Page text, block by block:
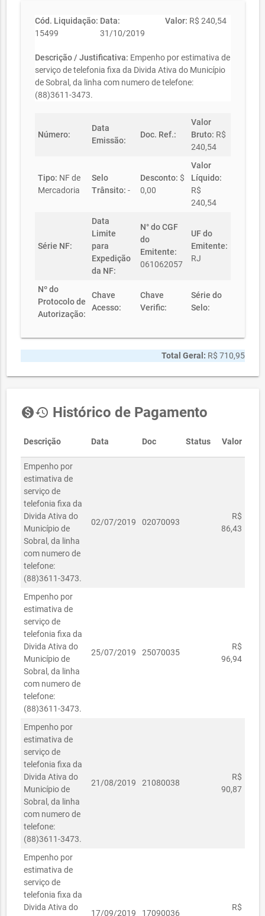
Cód. Liquidação:
15499
Data:
31/10/2019
Valor: R$ 240,54
Descrição / Justificativa: Empenho por estimativa de
serviço de telefonia fixa da Divida Ativa do Município
de Sobral, da linha com numero de telefone:
(88)3611-3473.
Número:
Data
Emissão:
Doc. Ref.:
Valor
Bruto: R$
240,54
Tipo: NF de
Mercadoria
Selo
Trânsito: -
Desconto: $
0,00
Valor
Líquido:
R$
240,54
Série NF:
Data
Limite
para
Expedição
da NF:
N° do CGF
do
Emitente:
061062057
UF do
Emitente:
RJ
Nº do
Protocolo de
Autorização:
Chave
Acesso:
Chave
Verific:
Série do
Selo:
Total Geral: R$ 710,95
monetization_onhistory Histórico de Pagamento
Descrição Data Doc Status Valor
Empenho por
estimativa de
serviço de
telefonia fixa da
Divida Ativa do
Município de
Sobral, da linha
com numero de
telefone:
(88)3611-3473.
02/07/2019 02070093
R$
86,43
Empenho por
estimativa de
serviço de
telefonia fixa da
Divida Ativa do
Município de
Sobral, da linha
com numero de
telefone:
(88)3611-3473.
25/07/2019 25070035
R$
96,94
Empenho por
estimativa de
serviço de
telefonia fixa da
Divida Ativa do
Município de
Sobral, da linha
com numero de
telefone:
(88)3611-3473.
21/08/2019 21080038
R$
90,87
Empenho por
estimativa de
serviço de
telefonia fixa da
Divida Ativa do
17/09/2019 17090036
R$